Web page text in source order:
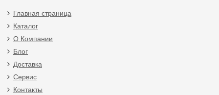
Главная страница
Каталог
О Компании
Блог
Доставка
Сервис
Контакты